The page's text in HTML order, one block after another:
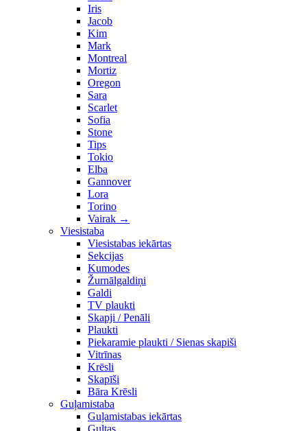
Iris
Jacob
Kim
Mark
Montreal
Mortiz
Oregon
Sara
Scarlet
Sofia
Stone
Tips
Tokio
Elba
Gannover
Lora
Torino
Vairak →
Viesistaba
Viesistabas iekārtas
Sekcijas
Kumodes
Žurnālgaldiņi
Galdi
TV plaukti
Skapji / Penāli
Plaukti
Piekaramie plaukti / Sienas skapiši
Vitrīnas
Krēsli
Skapīši
Bāra Krēsli
Guļamistaba
Guļamistabas iekārtas
Gultas